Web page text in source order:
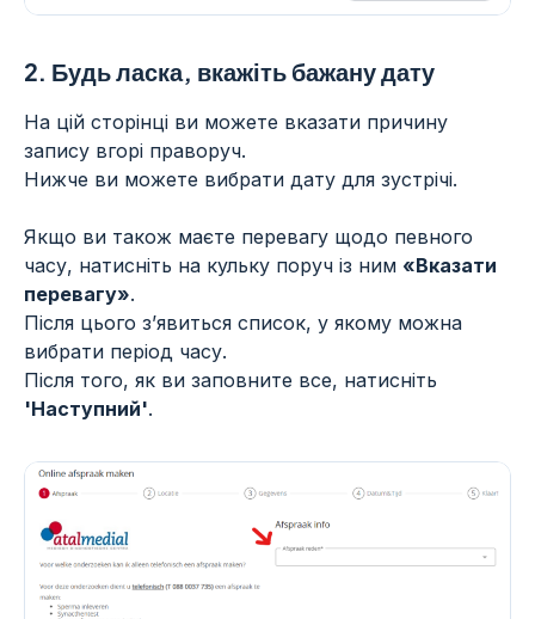
2. Будь ласка, вкажіть бажану дату
На цій сторінці ви можете вказати причину
запису вгорі праворуч.
Нижче ви можете вибрати дату для зустрічі.
Якщо ви також маєте перевагу щодо певного
часу, натисніть на кульку поруч із ним «Вказати
перевагу».
Після цього з’явиться список, у якому можна
вибрати період часу.
Після того, як ви заповните все, натисніть
'Наступний'.